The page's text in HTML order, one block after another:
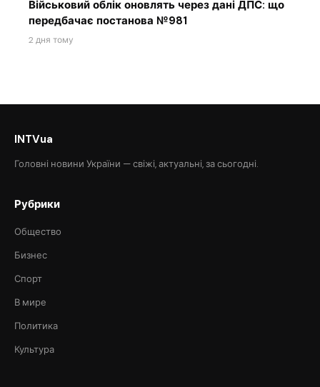
Військовий облік оновлять через дані ДПС: що
передбачає постанова №981
2 дня тому
INTVua
Головні новини України — свіжі, актуальні, за сьогодні.
Рубрики
Общество
Бизнес
Спорт
В мире
Политика
Культура